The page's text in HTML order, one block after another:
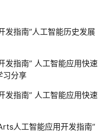
发指南”人工智能历史发展
发指南” 人工智能应用快速
习分享
发指南” 人工智能应用快速
人工智能应用开发指南”